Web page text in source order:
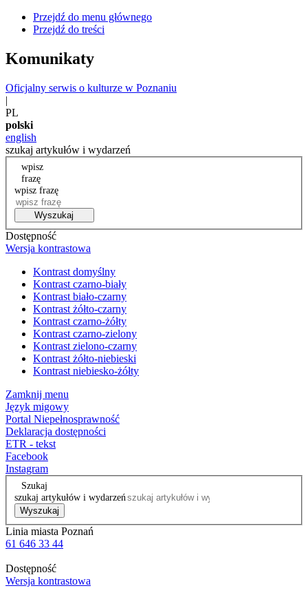
Przejdź do menu głównego
Przejdź do treści
Komunikaty
Oficjalny serwis o kulturze w Poznaniu
|
PL
polski
english
szukaj artykułów i wydarzeń
wpisz
frazę
wpisz frazę
Wyszukaj
Dostępność
Wersja kontrastowa
Kontrast domyślny
Kontrast czarno-biały
Kontrast biało-czarny
Kontrast żółto-czarny
Kontrast czarno-żółty
Kontrast czarno-zielony
Kontrast zielono-czarny
Kontrast żółto-niebieski
Kontrast niebiesko-żółty
Zamknij menu
Język migowy
Portal Niepełnosprawność
Deklaracja dostępności
ETR - tekst
Facebook
Instagram
Szukaj
szukaj artykułów i wydarzeń
Wyszukaj
Linia miasta Poznań
61 646 33 44
Dostępność
Wersja kontrastowa